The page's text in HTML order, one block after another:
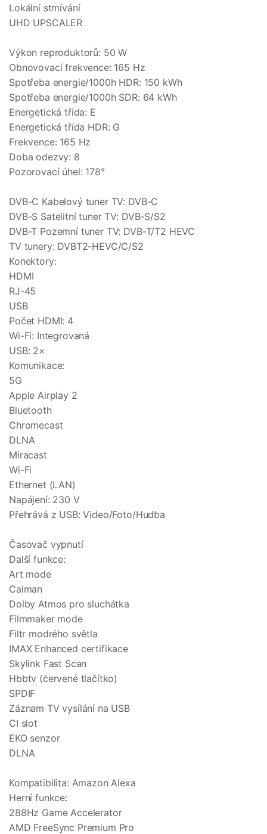
Lokální stmívání
UHD UPSCALER
Výkon reproduktorů: 50 W
Obnovovací frekvence: 165 Hz
Spotřeba energie/1000h HDR: 150 kWh
Spotřeba energie/1000h SDR: 64 kWh
Energetická třída: E
Energetická třída HDR: G
Frekvence: 165 Hz
Doba odezvy: 8
Pozorovací úhel: 178°
DVB-C Kabelový tuner TV: DVB-C
DVB-S Satelitní tuner TV: DVB-S/S2
DVB-T Pozemní tuner TV: DVB-T/T2 HEVC
TV tunery: DVBT2-HEVC/C/S2
Konektory:
HDMI
RJ-45
USB
Počet HDMI: 4
Wi-Fi: Integrovaná
USB: 2×
Komunikace:
5G
Apple Airplay 2
Bluetooth
Chromecast
DLNA
Miracast
Wi-Fi
Ethernet (LAN)
Napájení: 230 V
Přehrává z USB: Video/Foto/Hudba
Časovač vypnutí
Další funkce:
Art mode
Calman
Dolby Atmos pro sluchátka
Filmmaker mode
Filtr modrého světla
IMAX Enhanced certifikace
Skylink Fast Scan
Hbbtv (červené tlačítko)
SPDIF
Záznam TV vysílání na USB
CI slot
EKO senzor
DLNA
Kompatibilita: Amazon Alexa
Herní funkce:
288Hz Game Accelerator
AMD FreeSync Premium Pro